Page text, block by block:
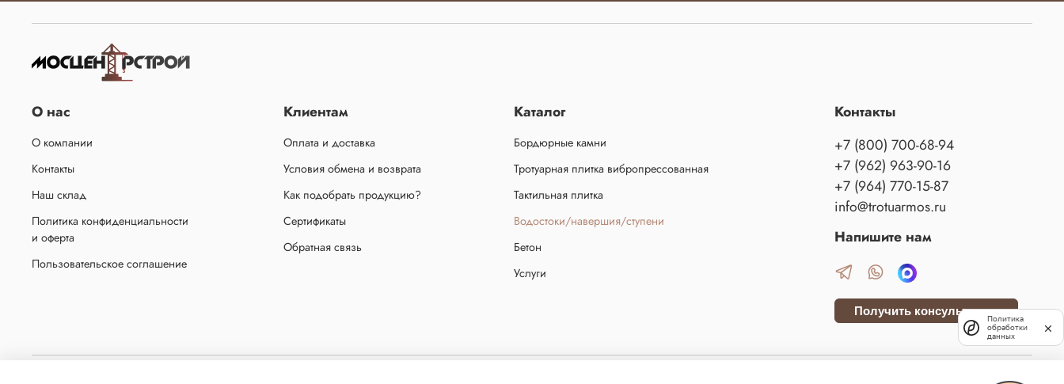
О нас
О компании
Контакты
Наш склад
Политика конфиденциальности
и оферта
Пользовательское соглашение
Клиентам
Оплата и доставка
Условия обмена и возврата
Как подобрать продукцию?
Сертификаты
Обратная связь
Каталог
Бордюрные камни
Тротуарная плитка вибропрессованная
Тактильная плитка
Водостоки/навершия/ступени
Бетон
Услуги
Контакты
+7 (800) 700-68-94
+7 (962) 963-90-16
+7 (964) 770-15-87
info@trotuarmos.ru
Напишите нам
Получить консультацию
Политика
обработки
данных